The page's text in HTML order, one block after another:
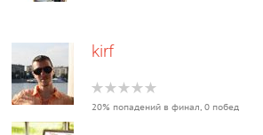
kirf
20% попадений в финал, 0 побед